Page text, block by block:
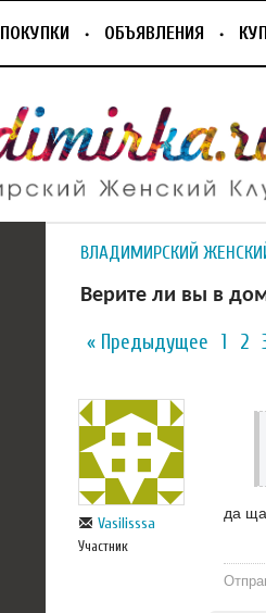
ПОКУПКИ ОБЪЯВЛЕНИЯ
ВЛАДИМИРСКИЙ
Верите ли вы в
« Предыдущее 1 2
Vasilisssa
Участник
да